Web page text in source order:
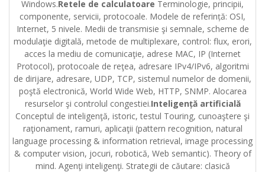
Windows.Retele de calculatoare Terminologie, principii,
componente, servicii, protocoale. Modele de referință: OSI,
Internet, 5 nivele. Medii de transmisie şi semnale, scheme de
modulaţie digitală, metode de multiplexare, control: flux, erori,
acces la mediu de comunicaţie, adrese MAC, IP (Internet
Protocol), protocoale de reţea, adresare IPv4/IPv6, algoritmi
de dirijare, adresare, UDP, TCP, sistemul numelor de domenii,
poştă electronică, World Wide Web, HTTP, SNMP. Alocarea
resurselor şi controlul congestiei.Inteligență artificială
Conceptul de inteligenţă, istoric, testul Touring, cunoaştere şi
raţionament, ramuri, aplicaţii (pattern recognition, natural
language processing & information retrieval, image processing
& computer vision, jocuri, robotică, Web semantic). Theory of
mind. Agenţi inteligenţi. Strategii de căutare: clasică